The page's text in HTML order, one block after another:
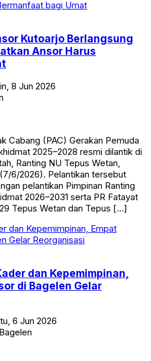
Kutoarjo Berlangsung
Ansor Harus
8 Jun 2026
Cabang (PAC) Gerakan Pemuda
2025–2028 resmi dilantik di
Ranting NU Tepus Wetan,
6/2026). Pelantikan tersebut
pelantikan Pimpinan Ranting
2026–2031 serta PR Fatayat
Tepus Wetan dan Tepus […]
dan Kepemimpinan,
di Bagelen Gelar
6 Jun 2026